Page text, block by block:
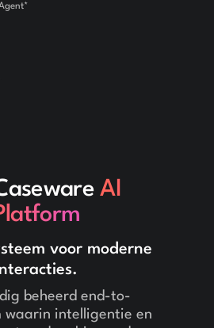
AI
voor moderne
beheerd end-to-
waarin intelligentie en